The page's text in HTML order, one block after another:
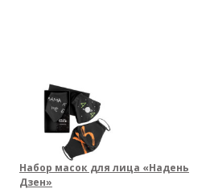
Набор масок для лица «Надень
Дзен»